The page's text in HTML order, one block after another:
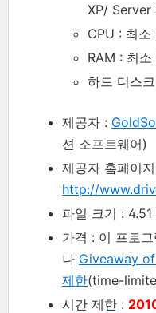
XP/
CPU : 최
RAM : 최
하드 디스
제공자 :
션 소프트웨어)
제공자 홈페이
http://
파일 크기 : 4.51
가격 : 이 프로
나 Giveaway
제한(time-
시간 제한 :